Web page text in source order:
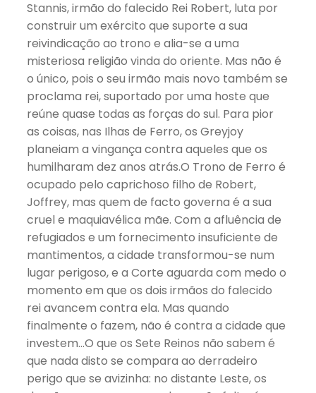
Stannis, irmão do falecido Rei Robert, luta por
construir um exército que suporte a sua
reivindicação ao trono e alia-se a uma
misteriosa religião vinda do oriente. Mas não é
o único, pois o seu irmão mais novo também se
proclama rei, suportado por uma hoste que
reúne quase todas as forças do sul. Para pior
as coisas, nas Ilhas de Ferro, os Greyjoy
planeiam a vingança contra aqueles que os
humilharam dez anos atrás.O Trono de Ferro é
ocupado pelo caprichoso filho de Robert,
Joffrey, mas quem de facto governa é a sua
cruel e maquiavélica mãe. Com a afluência de
refugiados e um fornecimento insuficiente de
mantimentos, a cidade transformou-se num
lugar perigoso, e a Corte aguarda com medo o
momento em que os dois irmãos do falecido
rei avancem contra ela. Mas quando
finalmente o fazem, não é contra a cidade que
investem…O que os Sete Reinos não sabem é
que nada disto se compara ao derradeiro
perigo que se avizinha: no distante Leste, os